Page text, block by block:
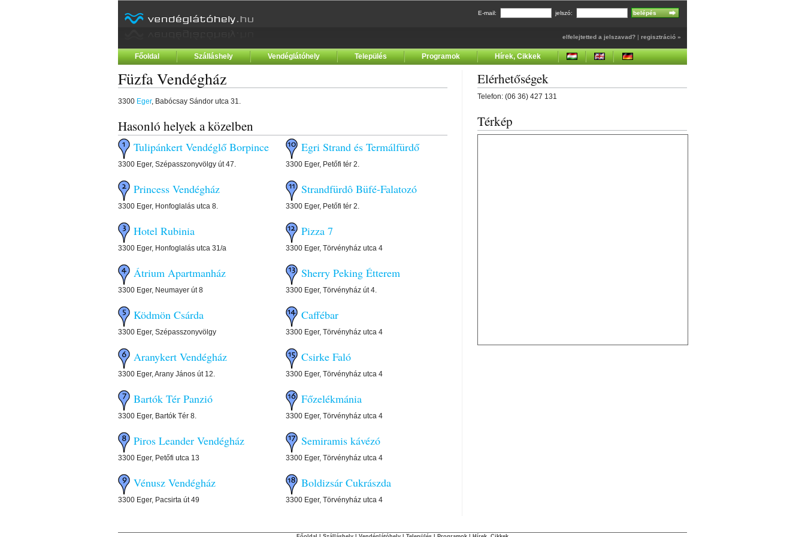
E-mail: jelszó:
elfelejtetted a jelszavad? | regisztráció »
Főoldal Szálláshely Vendéglátóhely Település Programok Hírek, Cikkek
Füzfa Vendégház
3300 Eger, Babócsay Sándor utca 31.
Hasonló helyek a közelben
Tulipánkert Vendéglő Borpince
3300 Eger, Szépasszonyvölgy út 47.
Princess Vendégház
3300 Eger, Honfoglalás utca 8.
Hotel Rubinia
3300 Eger, Honfoglalás utca 31/a
Átrium Apartmanház
3300 Eger, Neumayer út 8
Ködmön Csárda
3300 Eger, Szépasszonyvölgy
Aranykert Vendégház
3300 Eger, Arany János út 12.
Bartók Tér Panzió
3300 Eger, Bartók Tér 8.
Piros Leander Vendégház
3300 Eger, Petőfi utca 13
Vénusz Vendégház
3300 Eger, Pacsirta út 49
Egri Strand és Termálfürdő
3300 Eger, Petőfi tér 2.
Strandfürdô Büfé-Falatozó
3300 Eger, Petőfi tér 2.
Pizza 7
3300 Eger, Törvényház utca 4
Sherry Peking Étterem
3300 Eger, Törvényház út 4.
Caffébar
3300 Eger, Törvényház utca 4
Csirke Faló
3300 Eger, Törvényház utca 4
Főzelékmánia
3300 Eger, Törvényház utca 4
Semiramis kávézó
3300 Eger, Törvényház utca 4
Boldizsár Cukrászda
3300 Eger, Törvényház utca 4
Elérhetőségek
Telefon: (06 36) 427 131
Térkép